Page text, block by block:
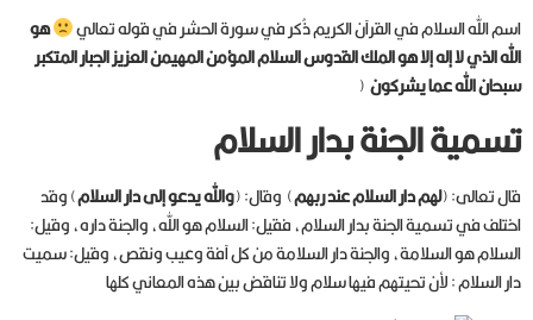
اسم الله السلام في القرآن الكريم ذُكر في سورة الحشر في قوله تعالي
هو
الله الذي لا إله إلا هو الملك القدوس السلام المؤمن المهيمن العزيز الجبار المتكبر
سبحان الله عما يشركون(
تسمية الجنة بدار السلام
قال تعالى: (لهم دار السلام عند ربهم) وقال: (والله يدعو إلى دار السلام) وقد
اختلف في تسمية الجنة بدار السلام، فقيل: السلام هو الله، والجنة داره، وقيل:
السلام هو السلامة، والجنة دار السلامة من كل آفة وعيب ونقص، وقيل: سميت
دار السلام : لأن تحيتهم فيها سلام ولا تناقض بين هذه المعاني كلها